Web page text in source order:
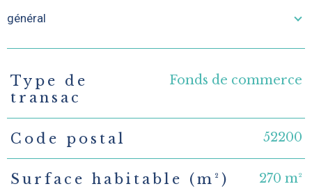
général
TRAD_PAMPERO_Caracteristique Valeurs
Type de
transac
Fonds de commerce
Code postal 52200
Surface habitable (m²) 270 m²